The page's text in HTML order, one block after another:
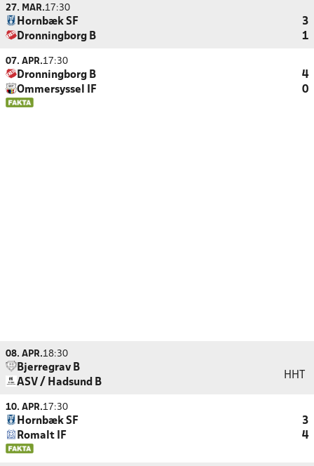
27. MAR.17:30
Hornbæk SF
3
Dronningborg B
1
07. APR.17:30
Dronningborg B
4
Ommersyssel IF
0
08. APR.18:30
Bjerregrav B
ASV / Hadsund B
HHT
10. APR.17:30
Hornbæk SF
3
Romalt IF
4